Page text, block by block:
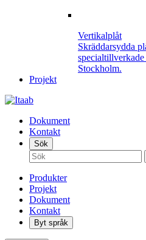
Vertikalplåt
Skräddarsydda
Stockholm.
Projekt
Dokument
Kontakt
Sök
Produkter
Projekt
Dokument
Kontakt
Byt språk